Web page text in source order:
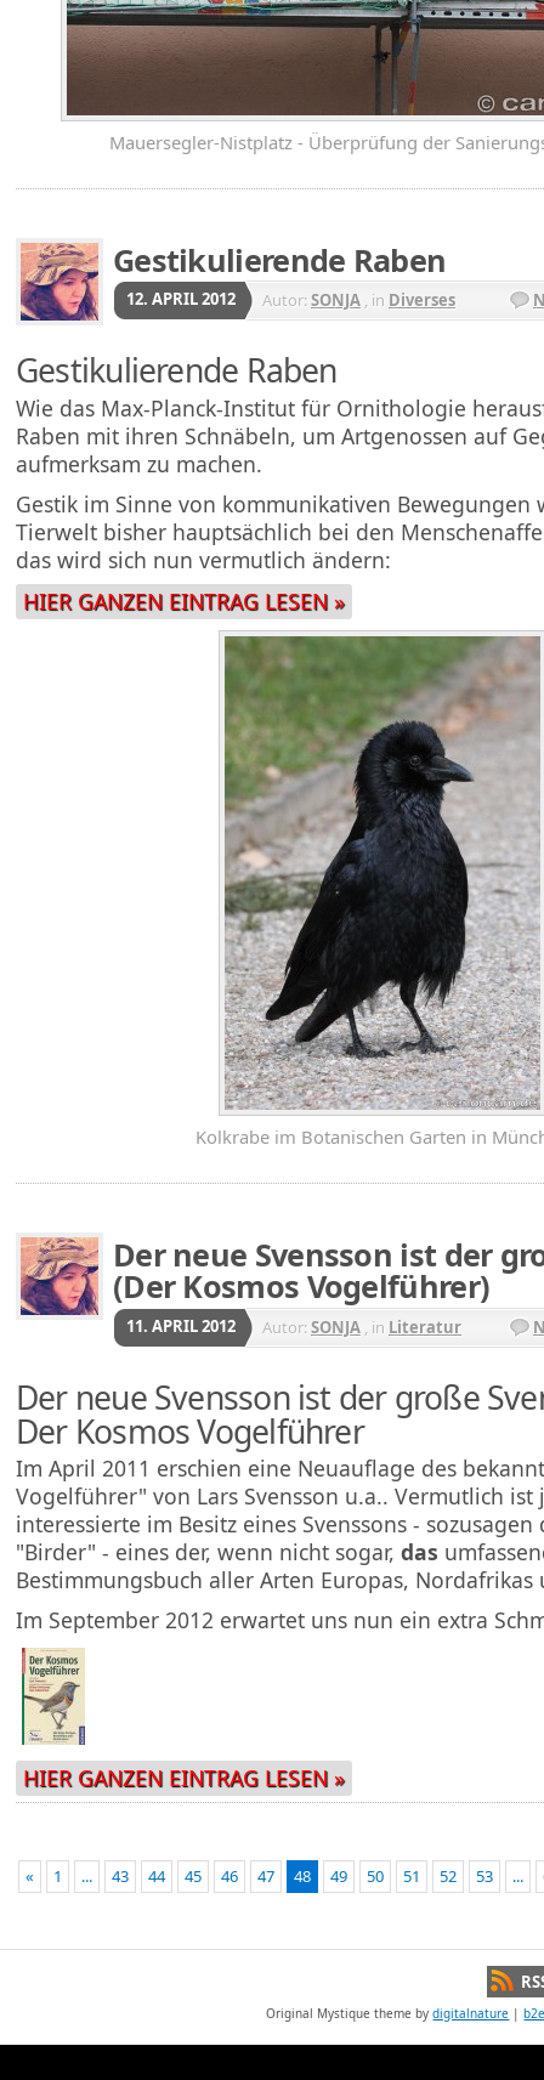
Mauersegler-Nistplatz - Überprüfung der
Gestikulierende Raben
12. APRIL 2012 Autor:SONJA , in Diverses
Gestikulierende Raben
Wie das Max-Planck-Institut für Ornithologie
Raben mit ihren Schnäbeln, um Artgenossen auf
aufmerksam zu machen.
Gestik im Sinne von kommunikativen Bewegungen
Tierwelt bisher hauptsächlich bei den
das wird sich nun vermutlich ändern:
HIER GANZEN EINTRAG LESEN »
Kolkrabe im Botanischen Garten in
Der neue Svensson ist der
(Der Kosmos Vogelführer)
11. APRIL 2012 Autor:SONJA , in Literatur
Der neue Svensson ist der große
Der Kosmos Vogelführer
Im April 2011 erschien eine Neuauflage des
Vogelführer" von Lars Svensson u.a.. Vermutlich
interessierte im Besitz eines Svenssons -
"Birder" - eines der, wenn nicht sogar, das
Bestimmungsbuch aller Arten Europas, Nordafrikas
Im September 2012 erwartet uns nun ein extra
HIER GANZEN EINTRAG LESEN »
« 1 ... 43 44 45 46 47 48 49 50 51 52 53 ...
Original Mystique theme bydigitalnature |